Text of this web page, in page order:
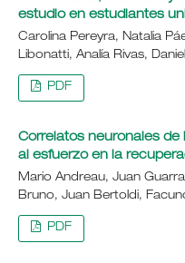
estudio en estudiantes
Carolina Pereyra, Natalia
Libonatti, Analía Rivas,
PDF
Correlatos neuronales
al esfuerzo en la
Mario Andreau, Juan
Bruno, Juan Bertoldi,
PDF